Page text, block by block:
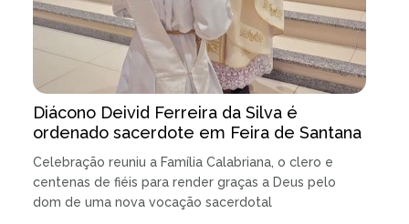
Diácono Deivid Ferreira da Silva é
ordenado sacerdote em Feira de Santana
Celebração reuniu a Família Calabriana, o clero e
centenas de fiéis para render graças a Deus pelo
dom de uma nova vocação sacerdotal